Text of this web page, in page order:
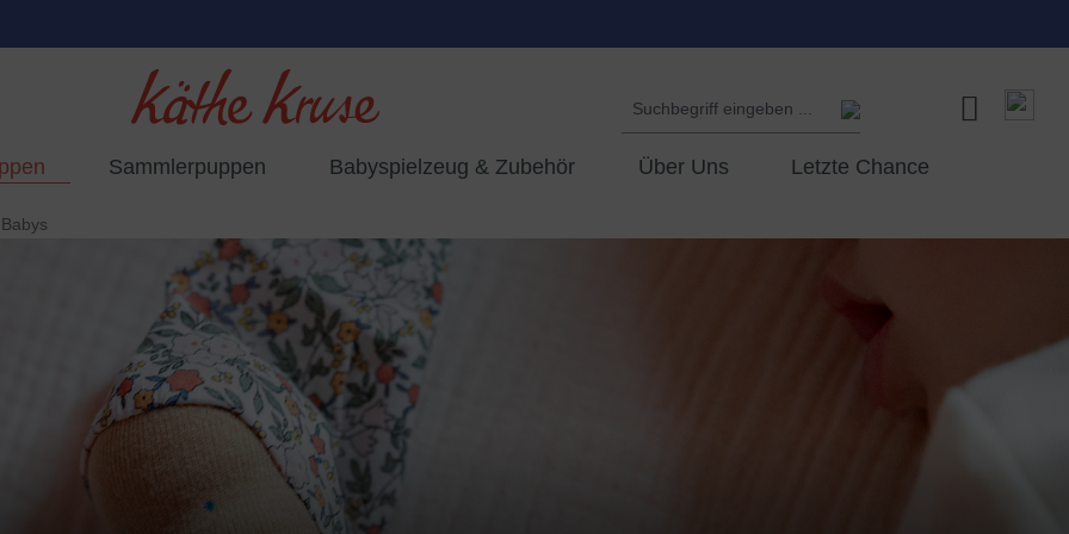
Sammlerpuppen Babyspielzeug & Zubehör Über Uns Letzte Chance